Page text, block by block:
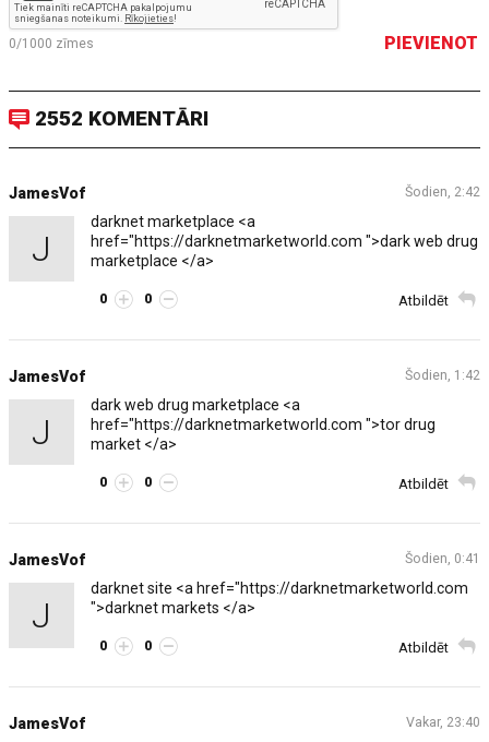
0/1000 zīmes PIEVIENOT
2552 KOMENTĀRI
Šodien, 2:42
JamesVof
J
darknet marketplace <a
href="https://darknetmarketworld.com ">dark web drug
marketplace </a>
Atbildēt
0 0
Šodien, 1:42
JamesVof
J
dark web drug marketplace <a
href="https://darknetmarketworld.com ">tor drug
market </a>
Atbildēt
0 0
Šodien, 0:41
JamesVof
J
darknet site <a href="https://darknetmarketworld.com
">darknet markets </a>
Atbildēt
0 0
Vakar, 23:40
JamesVof